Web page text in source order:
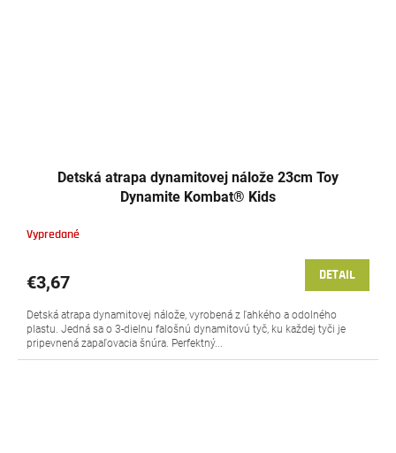
Detská atrapa dynamitovej nálože 23cm Toy
Dynamite Kombat® Kids
Vypredané
€3,67 DETAIL
Detská atrapa dynamitovej nálože, vyrobená z ľahkého a odolného
plastu. Jedná sa o 3-dielnu falošnú dynamitovú tyč, ku každej tyči je
pripevnená zapaľovacia šnúra. Perfektný...